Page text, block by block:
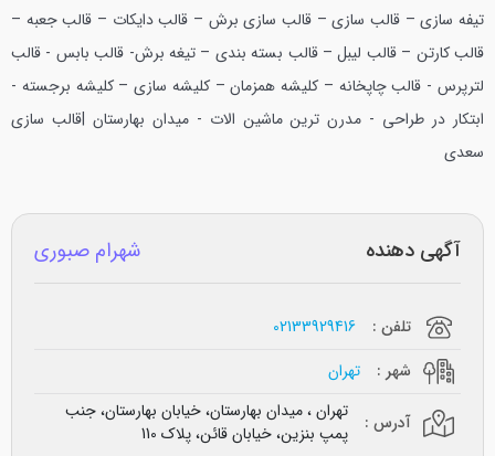
تيفه سازی – قالب سازی – قالب سازی برش – قالب دايكات – قالب جعبه –
قالب كارتن – قالب ليبل – قالب بسته بندي – تيغه برش- قالب بابس - قالب
لترپرس - قالب چاپخانه – كليشه همزمان – كليشه سازی – كليشه برجسته -
ابتكار در طراحي - مدرن ترين ماشين الات - ميدان بهارستان |قالب سازی
سعدی
آگهی دهنده شهرام صبوری
تلفن :
02133929416
شهر :
تهران
آدرس :
تهران ، میدان بهارستان، خیابان بهارستان، جنب
پمپ بنزین، خیابان قائن، پلاک 110